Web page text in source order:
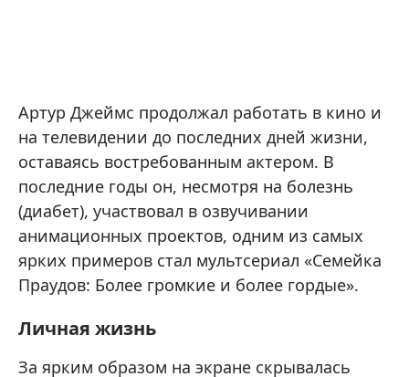
Артур Джеймс продолжал работать в кино и
на телевидении до последних дней жизни,
оставаясь востребованным актером. В
последние годы он, несмотря на болезнь
(диабет), участвовал в озвучивании
анимационных проектов, одним из самых
ярких примеров стал мультсериал «Семейка
Праудов: Более громкие и более гордые».
Личная жизнь
За ярким образом на экране скрывалась